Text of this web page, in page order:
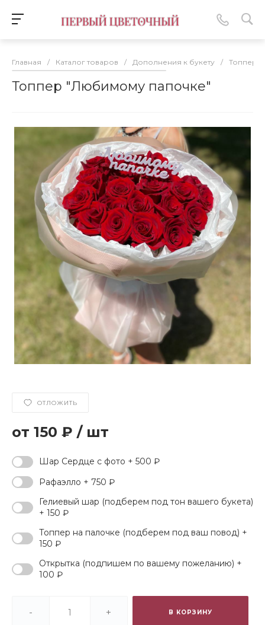
Главная / Каталог товаров / Дополнения к букету / Топперы
Топпер "Любимому папочке"
ОТЛОЖИТЬ
150 ₽ / шт
Шар Сердце с фото + 500 ₽
Рафаэлло + 750 ₽
Гелиевый шар (подберем под тон вашего букета)
+ 150 ₽
Топпер на палочке (подберем под ваш повод) +
150 ₽
Открытка (подпишем по вашему пожеланию) +
100 ₽
- + В КОРЗИНУ